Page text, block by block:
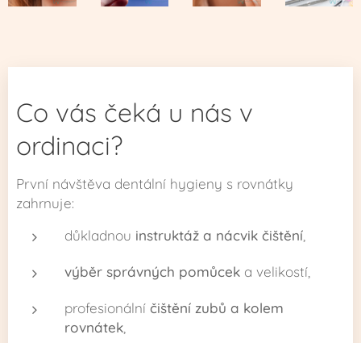
Co vás čeká u nás v
ordinaci?
První návštěva dentální hygieny s rovnátky
zahrnuje:
důkladnou instruktáž a nácvik čištění
výběr správných pomůcek a velikostí,
profesionální čištění zubů a kolem
rovnátek